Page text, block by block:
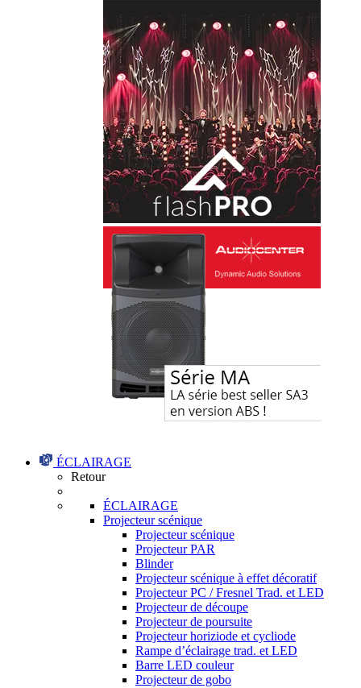
ÉCLAIRAGE
Retour
ÉCLAIRAGE
Projecteur scénique
Projecteur scénique
Projecteur PAR
Blinder
Projecteur scénique à effet décoratif
Projecteur PC / Fresnel Trad. et LED
Projecteur de découpe
Projecteur de poursuite
Projecteur horiziode et cycliode
Rampe d’éclairage trad. et LED
Barre LED couleur
Projecteur de gobo